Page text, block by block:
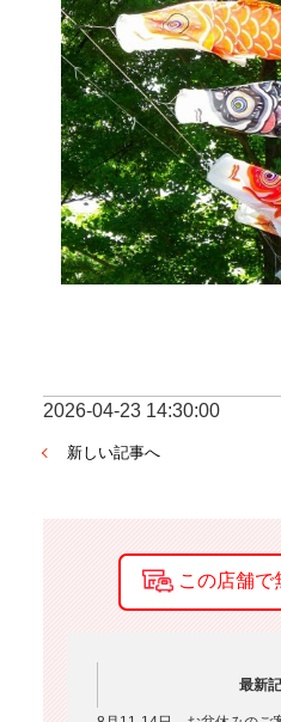
2026-04-23 14:30:00
新しい記事へ
最新